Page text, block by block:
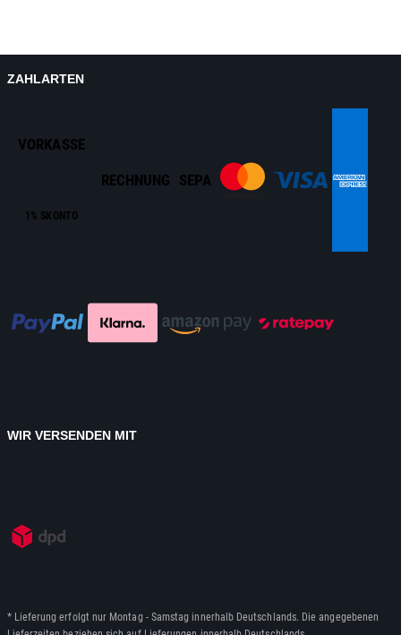
ZAHLARTEN
VORKASSE
1% SKONTO
RECHNUNG SEPA
WIR VERSENDEN MIT
* Lieferung erfolgt nur Montag - Samstag innerhalb Deutschlands. Die angegebenen